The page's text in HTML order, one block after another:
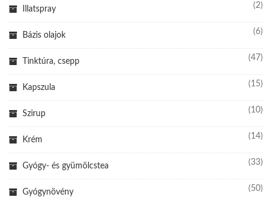
Illatspray (2)
Bázis olajok (6)
Tinktúra, csepp (47)
Kapszula (15)
Szirup (10)
Krém (14)
Gyógy- és gyümölcstea (33)
Gyógynövény (50)